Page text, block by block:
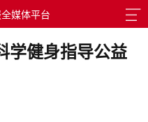
媒体平台
学健身指导公益